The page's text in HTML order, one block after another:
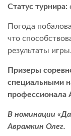
Статус турнира:
Погода
что
результаты игры.
Призеры
специальными
профессионала
В номинации
Аврамкин Олег.